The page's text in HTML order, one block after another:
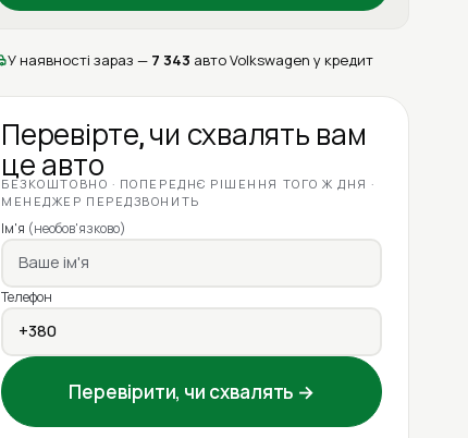
У наявності зараз — 7 343 авто Volkswagen у кредит
Перевірте, чи схвалять вам
це авто
БЕЗКОШТОВНО · ПОПЕРЕДНЄ РІШЕННЯ ТОГО Ж ДНЯ ·
МЕНЕДЖЕР ПЕРЕДЗВОНИТЬ
Ім'я (необов'язково)
Телефон
Перевірити, чи схвалять →